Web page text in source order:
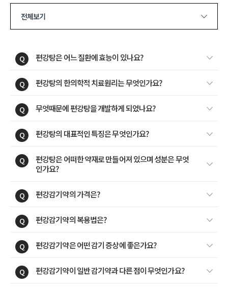
전체보기
Q 편강탕은 어느 질환에 효능이 있나요?
Q 편강탕의 한의학적 치료원리는 무엇인가요?
Q 무엇때문에 편강탕을 개발하게 되었나요?
Q 편강탕의 대표적인 특징은 무엇인가요?
Q
편강탕은 어떠한 약재로 만들어져 있으며 성분은 무엇
인가요?
Q 편강감기약의 가격은?
Q 편강감기약의 복용법은?
Q 편강감기약은 어떤 감기 증상에 좋은가요?
Q 편강감기약이 일반 감기약과 다른 점이 무엇인가요?